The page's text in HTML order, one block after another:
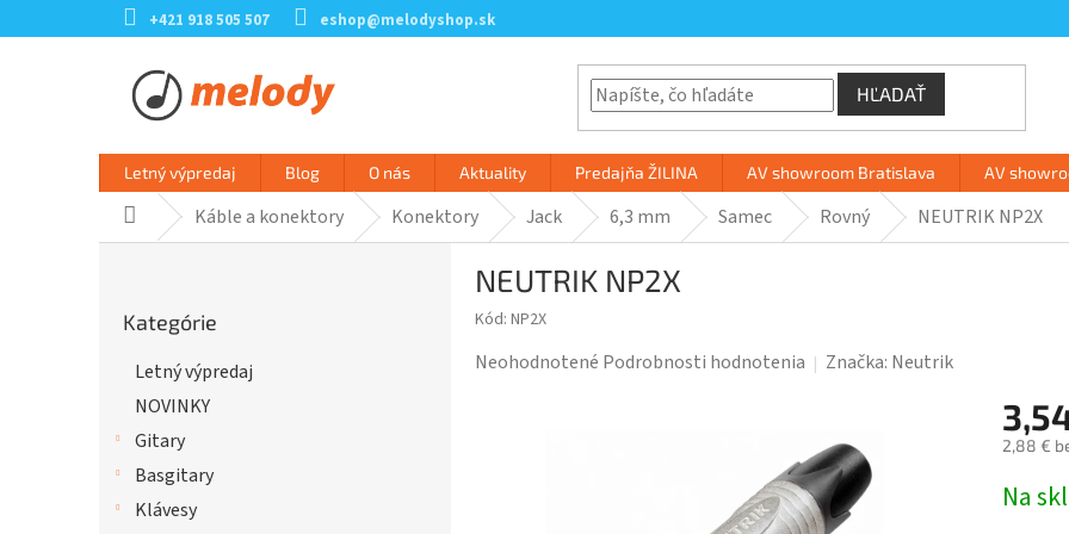
na
+421 918 505 507 eshop@melodyshop.sk
HĽADAŤ
Letný výpredaj Blog O nás Aktuality Predajňa ŽILINA AV showroom Bratislava AV
DomovKáble a konektory Konektory Jack 6,3 mm Samec Rovný NEUTRIK NP2X
kategórie
Kategórie
Letný výpredaj
NOVINKY
Gitary
Basgitary
Klávesy
NEUTRIK NP2X
Kód: NP2X
Priemerné
Neohodnotené Podrobnosti hodnotenia Značka: Neutrik
2,88 €
cena:
Na